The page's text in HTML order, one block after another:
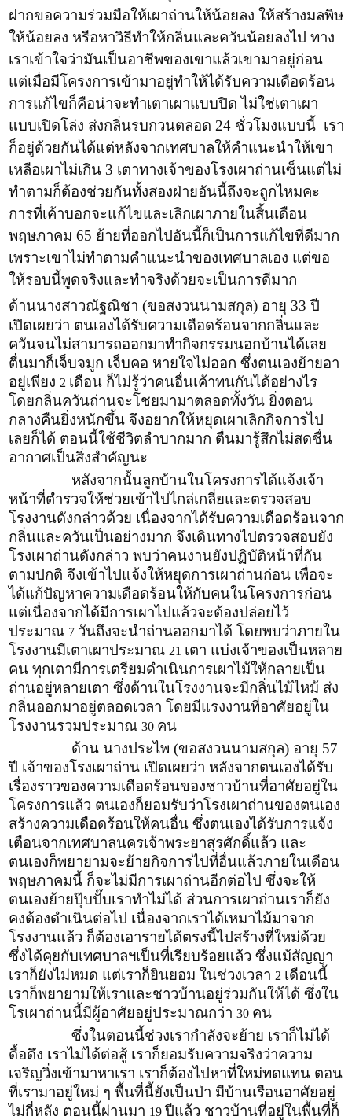
ฝากขอความร่วมมือให้เผาถ่านให้น้อยลง ให้สร้างมลพิษ
ให้น้อยลง หรือหาวิธีทำให้กลิ่นและควันน้อยลงไป ทาง
เราเข้าใจว่ามันเป็นอาชีพของเขาแล้วเขามาอยู่ก่อน
แต่เมื่อมีโครงการเข้ามาอยู่ทำให้ได้รับความเดือดร้อน
การแก้ไขก็คือน่าจะทำเตาเผาแบบปิด ไม่ใช่เตาเผา
แบบเปิดโล่ง ส่งกลิ่นรบกวนตลอด 24 ชั่วโมงแบบนี้ เรา
ก็อยู่ด้วยกันได้แต่หลังจากเทศบาลให้คำแนะนำให้เขา
เหลือเผาไม่เกิน 3 เตาทางเจ้าของโรงเผาถ่านเซ็นแต่ไม่
ทำตามก็ต้องช่วยกันทั้งสองฝ่ายอันนี้ถึงจะถูกไหมคะ
การที่เค้าบอกจะแก้ไขและเลิกเผาภายในสิ้นเดือน
พฤษภาคม 65 ย้ายที่ออกไปอันนี้ก็เป็นการแก้ไขที่ดีมาก
เพราะเขาไม่ทำตามคำแนะนำของเทศบาลเอง แต่ขอ
ให้รอบนี้พูดจริงและทำจริงด้วยจะเป็นการดีมาก
ด้านนางสาวณัฐณิชา (ขอสงวนนามสกุล) อายุ 33 ปี
เปิดเผยว่า ตนเองได้รับความเดือดร้อนจากกลิ่นและ
ควันจนไม่สามารถออกมาทำกิจกรรมนอกบ้านได้เลย
ตื่นมาก็เจ็บจมูก เจ็บคอ หายใจไม่ออก ซึ่งตนเองย้ายอา
อยู่เพียง 2 เดือน ก็ไม่รู้ว่าคนอื่นเค้าทนกันได้อย่างไร
โดยกลิ่นควันถ่านจะโชยมามาตลอดทั้งวัน ยิ่งตอน
กลางคืนยิ่งหนักขึ้น จึงอยากให้หยุดเผาเลิกกิจการไป
เลยก็ได้ ตอนนี้ใช้ชีวิตลำบากมาก ตื่นมารู้สึกไม่สดชื่น
อากาศเป็นสิ่งสำคัญนะ
หลังจากนั้นลูกบ้านในโครงการได้แจ้งเจ้า
หน้าที่ตำรวจให้ช่วยเข้าไปไกล่เกลี่ยและตรวจสอบ
โรงงานดังกล่าวด้วย เนื่องจากได้รับความเดือดร้อนจาก
กลิ่นและควันเป็นอย่างมาก จึงเดินทางไปตรวจสอบยัง
โรงเผาถ่านดังกล่าว พบว่าคนงานยังปฏิบัติหน้าที่กัน
ตามปกติ จึงเข้าไปแจ้งให้หยุดการเผาถ่านก่อน เพื่อจะ
ได้แก้ปัญหาความเดือดร้อนให้กับคนในโครงการก่อน
แต่เนื่องจากได้มีการเผาไปแล้วจะต้องปล่อยไว้
ประมาณ 7 วันถึงจะนำถ่านออกมาได้ โดยพบว่าภายใน
โรงงานมีเตาเผาประมาณ 21 เตา แบ่งเจ้าของเป็นหลาย
คน ทุกเตามีการเตรียมดำเนินการเผาไม้ให้กลายเป็น
ถ่านอยู่หลายเตา ซึ่งด้านในโรงงานจะมีกลิ่นไม้ไหม้ ส่ง
กลิ่นออกมาอยู่ตลอดเวลา โดยมีแรงงานที่อาศัยอยู่ใน
โรงงานรวมประมาณ 30 คน
ด้าน นางประไพ (ขอสงวนนามสกุล) อายุ 57
ปี เจ้าของโรงเผาถ่าน เปิดเผยว่า หลังจากตนเองได้รับ
เรื่องราวของความเดือดร้อนของชาวบ้านที่อาศัยอยู่ใน
โครงการแล้ว ตนเองก็ยอมรับว่าโรงเผาถ่านของตนเอง
สร้างความเดือดร้อนให้คนอื่น ซึ่งตนเองได้รับการแจ้ง
เตือนจากเทศบาลนครเจ้าพระยาสุรศักดิ์แล้ว และ
ตนเองก็พยายามจะย้ายกิจการไปที่อื่นแล้วภายในเดือน
พฤษภาคมนี้ ก็จะไม่มีการเผาถ่านอีกต่อไป ซึ่งจะให้
ตนเองย้ายปุ๊บปั๊บเราทำไม่ได้ ส่วนการเผาถ่านเราก็ยัง
คงต้องดำเนินต่อไป เนื่องจากเราได้เหมาไม้มาจาก
โรงงานแล้ว ก็ต้องเอารายได้ตรงนี้ไปสร้างที่ใหม่ด้วย
ซึ่งได้คุยกับเทศบาลฯเป็นที่เรียบร้อยแล้ว ซึ่งแม้สัญญา
เราก็ยังไม่หมด แต่เราก็ยินยอม ในช่วงเวลา 2 เดือนนี้
เราก็พยายามให้เราและชาวบ้านอยู่ร่วมกันให้ได้ ซึ่งใน
โรเผาถ่านนี้มีผู้อาศัยอยู่ประมาณกว่า 30 คน
ซึ่งในตอนนี้ช่วงเรากำลังจะย้าย เราก็ไม่ได้
ดื้อดึง เราไม่ได้ต่อสู้ เราก็ยอมรับความจริงว่าความ
เจริญวิ่งเข้ามาหาเรา เราก็ต้องไปหาที่ใหม่ทดแทน ตอน
ที่เรามาอยู่ใหม่ ๆ พื้นที่นี้ยังเป็นป่า มีบ้านเรือนอาศัยอยู่
ไม่กี่หลัง ตอนนี้ผ่านมา 19 ปีแล้ว ชาวบ้านที่อยู่ในพื้นที่ก็